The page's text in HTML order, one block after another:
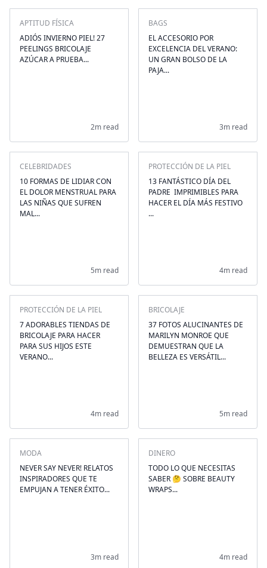
APTITUD FÍSICA
ADIÓS INVIERNO PIEL! 27
PEELINGS BRICOLAJE
AZÚCAR A PRUEBA...
2m read
BAGS
EL ACCESORIO POR
EXCELENCIA DEL VERANO:
UN GRAN BOLSO DE LA
PAJA...
3m read
CELEBRIDADES
10 FORMAS DE LIDIAR CON
EL DOLOR MENSTRUAL PARA
LAS NIÑAS QUE SUFREN
MAL...
5m read
PROTECCIÓN DE LA PIEL
13 FANTÁSTICO DÍA DEL
PADRE ‍‍ IMPRIMIBLES PARA
HACER EL DÍA MÁS FESTIVO
...
4m read
PROTECCIÓN DE LA PIEL
7 ADORABLES TIENDAS DE
BRICOLAJE PARA HACER
PARA SUS HIJOS ESTE
VERANO...
4m read
BRICOLAJE
37 FOTOS ALUCINANTES DE
MARILYN MONROE QUE
DEMUESTRAN QUE LA
BELLEZA ES VERSÁTIL...
5m read
MODA
NEVER SAY NEVER! RELATOS
INSPIRADORES QUE TE
EMPUJAN A TENER ÉXITO...
3m read
DINERO
TODO LO QUE NECESITAS
SABER 🤔 SOBRE BEAUTY
WRAPS...
4m read